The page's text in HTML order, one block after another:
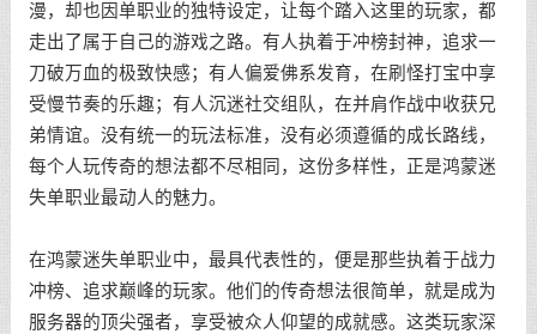
漫，却也因单职业的独特设定，让每个踏入这里的玩家，都
走出了属于自己的游戏之路。有人执着于冲榜封神，追求一
刀破万血的极致快感；有人偏爱佛系发育，在刷怪打宝中享
受慢节奏的乐趣；有人沉迷社交组队，在并肩作战中收获兄
弟情谊。没有统一的玩法标准，没有必须遵循的成长路线，
每个人玩传奇的想法都不尽相同，这份多样性，正是鸿蒙迷
失单职业最动人的魅力。
在鸿蒙迷失单职业中，最具代表性的，便是那些执着于战力
冲榜、追求巅峰的玩家。他们的传奇想法很简单，就是成为
服务器的顶尖强者，享受被众人仰望的成就感。这类玩家深